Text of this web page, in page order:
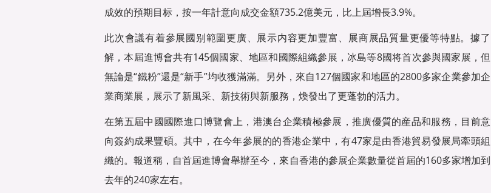
成效的預期目标，按一年計意向成交金額735.2億美元，比上屆增長3.9%。
此次會議有着參展國别範圍更廣、展示内容更加豐富、展商展品質量更優等特點。據了
解，本屆進博會共有145個國家、地區和國際組織參展，冰島等8國将首次參與國家展，但
無論是“鐵粉”還是“新手”均收獲滿滿。另外，來自127個國家和地區的2800多家企業參加企
業商業展，展示了新風采、新技術與新服務，煥發出了更蓬勃的活力。
在第五屆中國國際進口博覽會上，港澳台企業積極參展，推廣優質的産品和服務，目前意
向簽約成果豐碩。其中，在今年參展的的香港企業中，有47家是由香港貿易發展局牽頭組
織的。報道稱，自首屆進博會舉辦至今，來自香港的參展企業數量從首屆的160多家增加到
去年的240家左右。